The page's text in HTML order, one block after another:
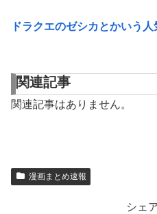
ドラクエのゼシカとかいう
関連記事
関連記事はありません。
漫画まとめ速報
シェ